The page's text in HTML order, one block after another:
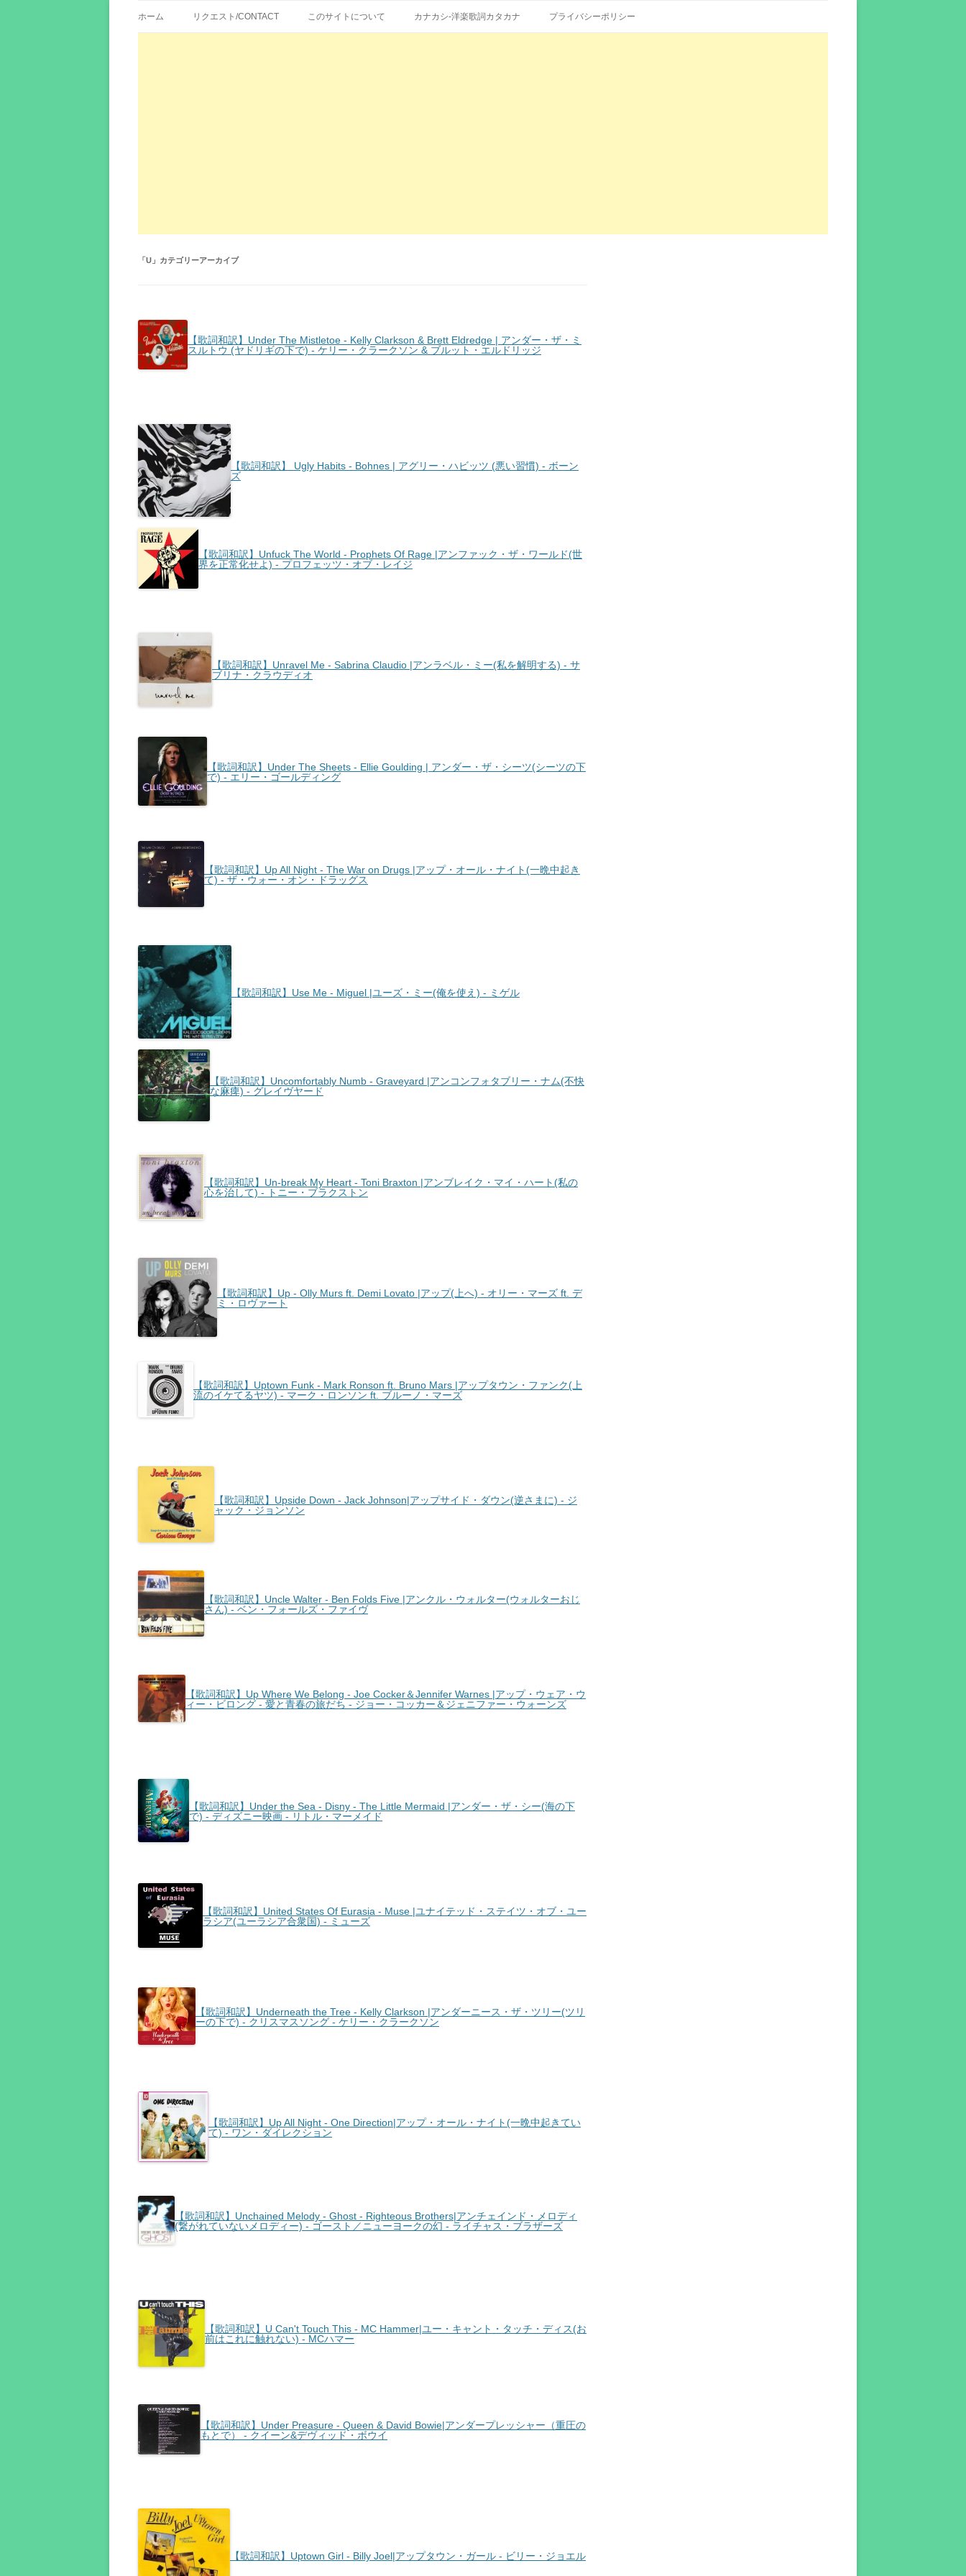
エイカシ | 洋楽歌詞の和訳、英語の意味、読み方
ン
ン
ホーム リクエスト/CONTACT このサイトについて カナカシ-洋楽歌詞カタカナ プライバシーポリシー
「U 」カテゴリーアーカイブ
【歌詞和訳】Under The Mistletoe - Kelly Clarkson & Brett Eldredge | アンダー・ザ・ミ
スルトウ (ヤドリギの下で) - ケリー・クラークソン & ブルット・エルドリッジ
【歌詞和訳】 Ugly Habits - Bohnes | アグリー・ハビッツ (悪い習慣) - ボーン
ズ
【歌詞和訳】Unfuck The World - Prophets Of Rage |アンファック・ザ・ワールド(世
界を正常化せよ) - プロフェッツ・オブ・レイジ
【歌詞和訳】Unravel Me - Sabrina Claudio |アンラベル・ミー(私を解明する) - サ
ブリナ・クラウディオ
【歌詞和訳】Under The Sheets - Ellie Goulding | アンダー・ザ・シーツ(シーツの下
で) - エリー・ゴールディング
【歌詞和訳】Up All Night - The War on Drugs |アップ・オール・ナイト(一晩中起き
て) - ザ・ウォー・オン・ドラッグス
【歌詞和訳】Use Me - Miguel |ユーズ・ミー(俺を使え) - ミゲル
【歌詞和訳】Uncomfortably Numb - Graveyard |アンコンフォタブリー・ナム(不快
な麻痺) - グレイヴヤード
【歌詞和訳】Un-break My Heart - Toni Braxton |アンブレイク・マイ・ハート(私の
心を治して) - トニー・ブラクストン
【歌詞和訳】Up - Olly Murs ft. Demi Lovato |アップ(上へ) - オリー・マーズ ft. デ
ミ・ロヴァート
【歌詞和訳】Uptown Funk - Mark Ronson ft. Bruno Mars |アップタウン・ファンク(上
流のイケてるヤツ) - マーク・ロンソン ft. ブルーノ・マーズ
【歌詞和訳】Upside Down - Jack Johnson|アップサイド・ダウン(逆さまに) - ジ
ャック・ジョンソン
【歌詞和訳】Uncle Walter - Ben Folds Five |アンクル・ウォルター(ウォルターおじ
さん) - ベン・フォールズ・ファイヴ
【歌詞和訳】Up Where We Belong - Joe Cocker＆Jennifer Warnes |アップ・ウェア・ウ
ィー・ビロング - 愛と青春の旅だち - ジョー・コッカー＆ジェニファー・ウォーンズ
【歌詞和訳】Under the Sea - Disny - The Little Mermaid |アンダー・ザ・シー(海の下
で) - ディズニー映画 - リトル・マーメイド
【歌詞和訳】United States Of Eurasia - Muse |ユナイテッド・ステイツ・オブ・ユー
ラシア(ユーラシア合衆国) - ミューズ
【歌詞和訳】Underneath the Tree - Kelly Clarkson |アンダーニース・ザ・ツリー(ツリ
ーの下で) - クリスマスソング - ケリー・クラークソン
【歌詞和訳】Up All Night - One Direction|アップ・オール・ナイト(一晩中起きてい
て) - ワン・ダイレクション
【歌詞和訳】Unchained Melody - Ghost - Righteous Brothers|アンチェインド・メロディ
(繋がれていないメロディー) - ゴースト／ニューヨークの幻 - ライチャス・ブラザーズ
【歌詞和訳】U Can't Touch This - MC Hammer|ユー・キャント・タッチ・ディス(お
前はこれに触れない) - MCハマー
【歌詞和訳】Under Preasure - Queen & David Bowie|アンダープレッシャー（重圧の
もとで） - クイーン&デヴィッド・ボウイ
【歌詞和訳】Uptown Girl - Billy Joel|アップタウン・ガール - ビリー・ジョエル